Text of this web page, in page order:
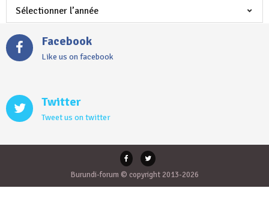
Facebook
Like us on facebook
Twitter
Tweet us on twitter
Burundi-forum © copyright 2013-2026